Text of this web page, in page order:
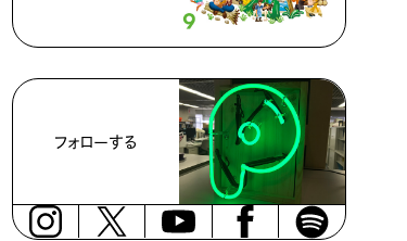
フォローする